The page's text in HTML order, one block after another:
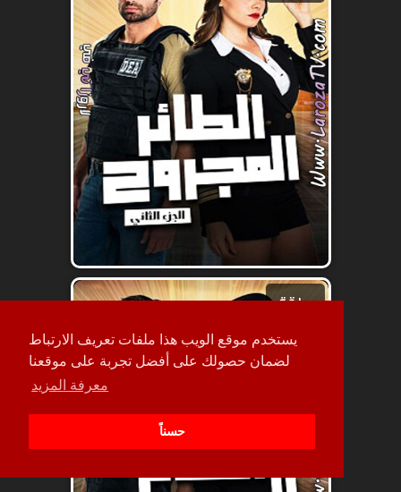
يستخدم موقع الويب هذا ملفات تعريف الارتباط
لضمان حصولك على أفضل تجربة على موقعنا
معرفة المزيد
حسناً
حلقة